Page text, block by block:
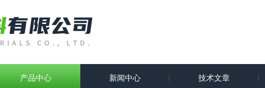
产品中心 新闻中心 技术文章